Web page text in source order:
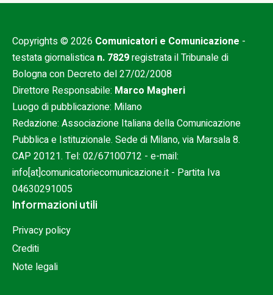
Copyrights © 2026 Comunicatori e Comunicazione -
testata giornalistica n. 7829registrata il Tribunale di
Bologna con Decreto del 27/02/2008
Direttore Responsabile: Marco Magheri
Luogo di pubblicazione: Milano
Redazione: Associazione Italiana della Comunicazione
Pubblica e Istituzionale. Sede di Milano, via Marsala 8.
CAP 20121. Tel: 02/67100712 - e-mail:
info[at]comunicatoriecomunicazione.it - Partita Iva
04630291005
Informazioni utili
Privacy policy
Crediti
Note legali